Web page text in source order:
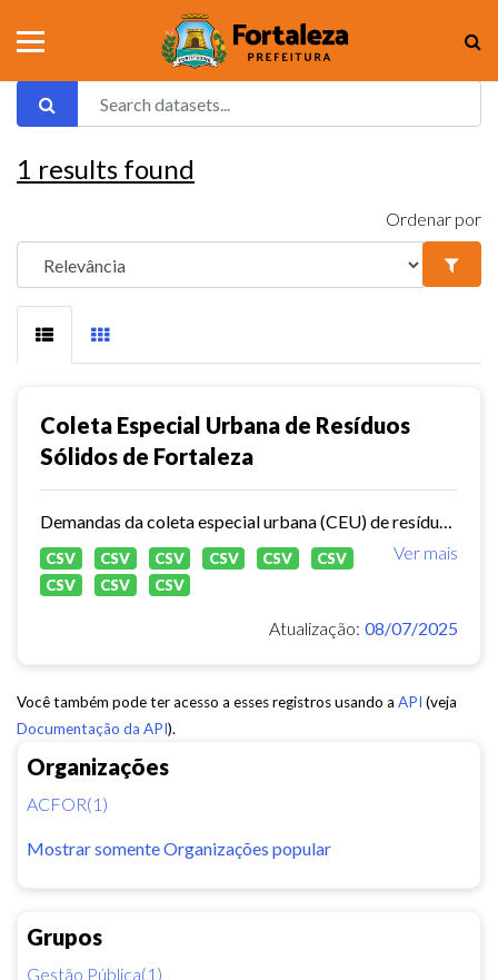
Organizações
ACFOR(1)
Mostrar somente Organizações popular
Grupos
Gestão Pública(1)
1 results found
Ordenar por
Coleta Especial Urbana de Resíduos
Sólidos de Fortaleza
Ver mais
CSV CSV CSV CSV CSV
CSV
CSV
CSV CSV
Atualização: 08/07/2025
Você também pode ter acesso a esses registros usando a API (veja
Documentação da API).